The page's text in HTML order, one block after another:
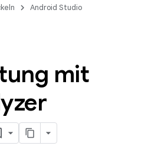
Android Studio
mit